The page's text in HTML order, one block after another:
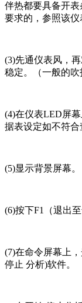
伴热都要具备开
要求的，参照该仪
(3)先通仪表风，
稳定。（一般的吹
(4)在仪表LED屏
据表设定如不符合
(5)显示背景屏幕。
(6)按下F1（退出
(7)在命令屏幕上
停止 分析)软件。